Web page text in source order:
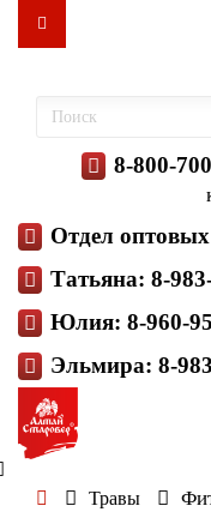
8-800-
Отдел
Татьяна: 8-
Юлия: 8-960-
Эльмира: 8-
Травы